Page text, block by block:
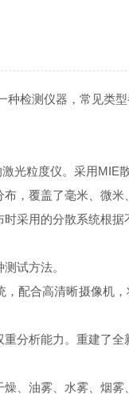
种检测仪器，常见类
粒度仪。采用MIE散
覆盖了毫米、微米
用的分散系统根据
试方法。
合高清晰摄像机，
析能力。重建了全
油雾、水雾、烟雾